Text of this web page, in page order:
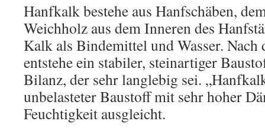
Hanfkalk bestehe aus Hanfschäben,
Weichholz aus dem Inneren des
Kalk als Bindemittel und Wasser.
entstehe ein stabiler, steinartiger
Bilanz, der sehr langlebig sei.
unbelasteter Baustoff mit sehr hoher
Feuchtigkeit ausgleicht.